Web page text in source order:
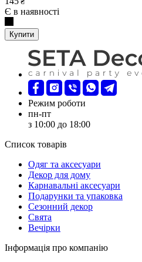
Є в наявності
Купити
Режим роботи
пн-пт
з 10:00 до 18:00
Список товарів
Oдяг та аксесуари
Декор для дому
Карнавальні аксесуари
Подарунки та упаковка
Сезонний декор
Свята
Вечірки
Інформація про компанію